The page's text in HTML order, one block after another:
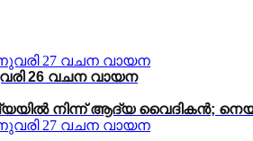
26 വചന വായന
നിന്ന് ആദ്യ വൈദികൻ;